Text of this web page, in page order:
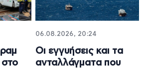
06.08.2026, 20:24
Οι εγγυήσεις και τα
ανταλλάγματα που